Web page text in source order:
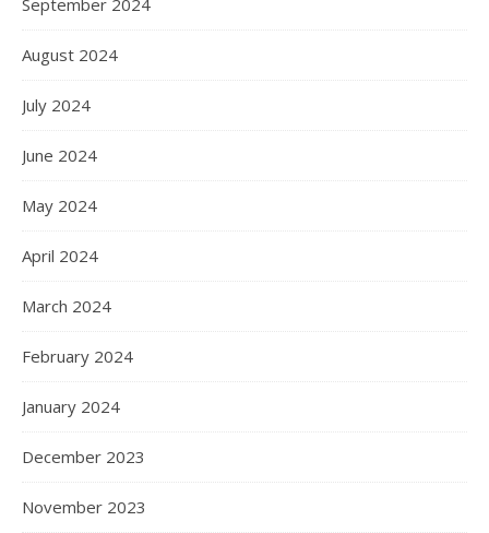
September 2024
August 2024
July 2024
June 2024
May 2024
April 2024
March 2024
February 2024
January 2024
December 2023
November 2023